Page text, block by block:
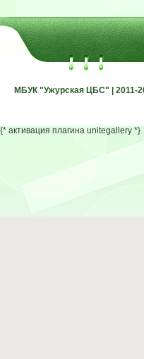
МБУК "Ужурская ЦБС" | 2011-2026 |
МБУК "Ужурская ЦБС" | 2011-
{* активация плагина unitegallery *}